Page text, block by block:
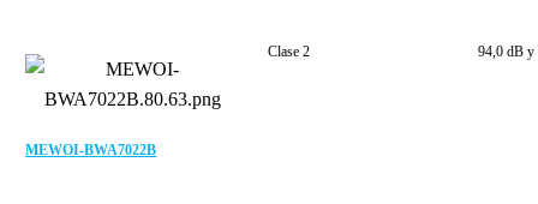
MEWOI-BWA7022B
Clase 2 94,0 dB y